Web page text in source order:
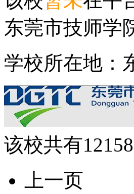
东莞市技师学
学校所在地：
该校共有12158
上一页